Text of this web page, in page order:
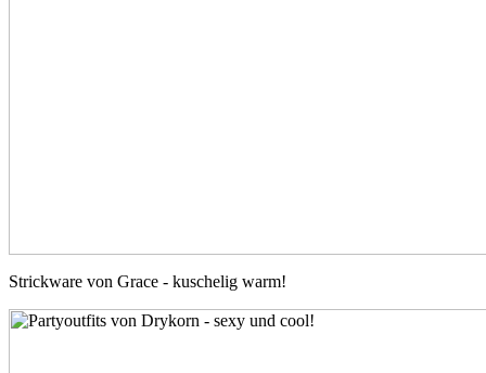
Strickware von Grace - kuschelig warm!